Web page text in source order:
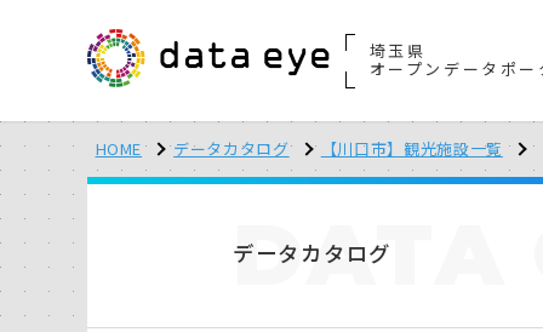
埼玉県
オープンデータポー
HOME データカタログ 【川口市】観光施設一覧
データカタログ
DATA